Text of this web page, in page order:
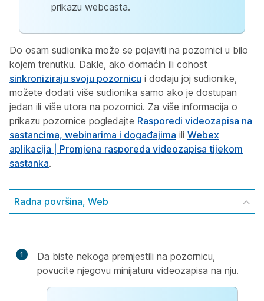
prikazu webcasta.
Do osam sudionika može se pojaviti na pozornici u bilo
kojem trenutku. Dakle, ako domaćin ili cohost
sinkroniziraju svoju pozornicu i dodaju joj sudionike,
možete dodati više sudionika samo ako je dostupan
jedan ili više utora na pozornici. Za više informacija o
prikazu pozornice pogledajte Rasporedi videozapisa na
sastancima, webinarima i događajima ili Webex
aplikacija | Promjena rasporeda videozapisa tijekom
sastanka.
Radna površina, Web
1
Da biste nekoga premjestili na pozornicu,
povucite njegovu minijaturu videozapisa na nju.